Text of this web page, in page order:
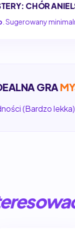
CHÓR
. Sugerowany
GRA
(Bardzo